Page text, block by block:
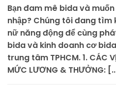
Bạn đam mê bida và
nhập? Chúng tôi đang
nữ năng động để cùng
bida và kinh doanh cơ
trung tâm TPHCM. 1. CÁC
MỨC LƯƠNG & THƯỞNG: